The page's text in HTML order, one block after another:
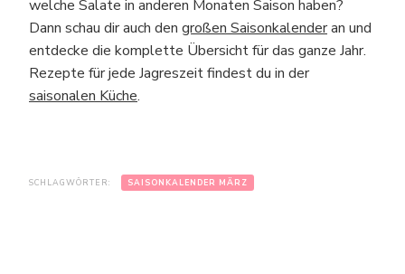
welche Salate in anderen Monaten Saison haben?
Dann schau dir auch den großen Saisonkalenderan und
entdecke die komplette Übersicht für das ganze Jahr.
Rezepte für jede Jagreszeit findest du in der
saisonalen Küche.
SCHLAGWÖRTER: SAISONKALENDER MÄRZ